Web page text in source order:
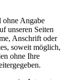
ohne Angabe
unseren Seiten
Anschrift oder
soweit möglich,
ohne Ihre